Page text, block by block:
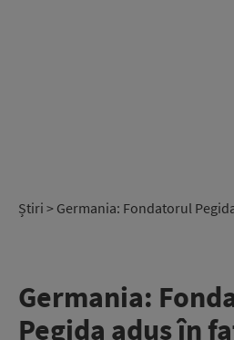
Știri > Germania: Fondatorul
Germania:
Pegida adus în